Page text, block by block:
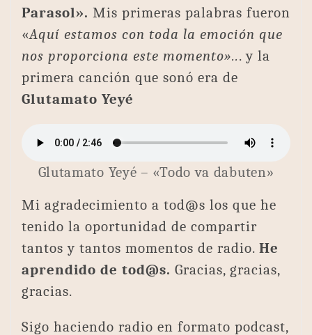
Parasol». Mis primeras palabras fueron
«Aquí estamos con toda la emoción que
nos proporciona este momento»... y la
primera canción que sonó era de
Glutamato Yeyé
Glutamato Yeyé – «Todo va dabuten»
Mi agradecimiento a tod@s los que he
tenido la oportunidad de compartir
tantos y tantos momentos de radio. He
aprendido de tod@s. Gracias, gracias,
gracias.
Sigo haciendo radio en formato podcast,